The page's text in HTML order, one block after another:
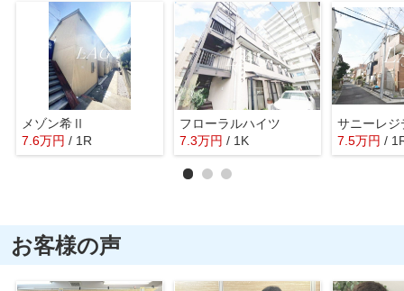
メゾン希Ⅱ
7.6万円 / 1R
フローラルハイツ
7.3万円 / 1K
サニーレジ
7.5万円 /
お客様の声